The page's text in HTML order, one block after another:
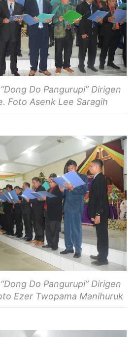
Do Pangurupi” Dirigen
Foto Asenk Lee Saragih
Do Pangurupi” Dirigen
Ezer Twopama Manihuruk